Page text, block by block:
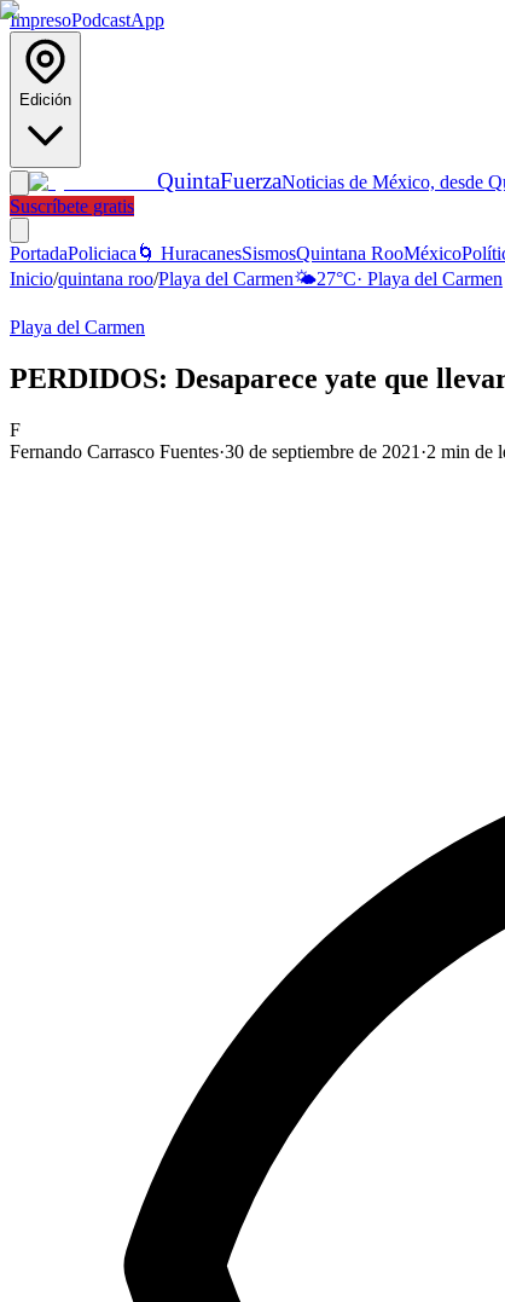
ImpresoPodcastApp
Edición
QuintaFuerzaNoticias de México, desde
Suscríbete gratis
PortadaPoliciaca 🌀 HuracanesSismosQuintana RooMéxico
Inicio/quintana roo/Playa del Carmen🌤️27°C· Playa del Carmen
Playa del Carmen
PERDIDOS: Desaparece yate que
F
Fernando Carrasco Fuentes·30 de septiembre de 2021 ·2 min de